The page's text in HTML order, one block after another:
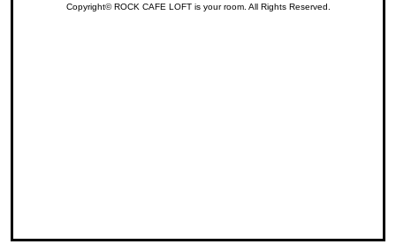
Copyright© ROCK CAFE LOFT is your room. All Rights Reserved.